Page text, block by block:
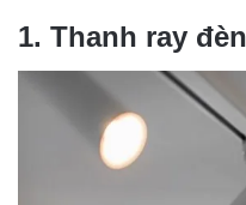
1. Thanh ray